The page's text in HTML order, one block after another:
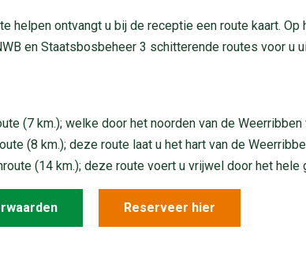
helpen ontvangt u bij de receptie een route kaart. Op
en Staatsbosbeheer 3 schitterende routes voor u
(7 km.); welke door het noorden van de Weerribben
(8 km.); deze route laat u het hart van de
(14 km.); deze route voert u vrijwel door het hele
Reserveer hier